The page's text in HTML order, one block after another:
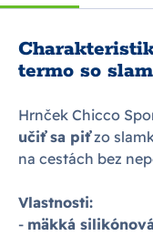
termo so
Hrnček Chicco
učiť sa piťzo
na cestách bez
Vlastnosti:
- mäkká